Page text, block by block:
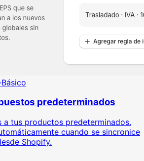
·Básico
predeterminados
a tus productos predeterminados.
cuando se sincronice
Shopify.